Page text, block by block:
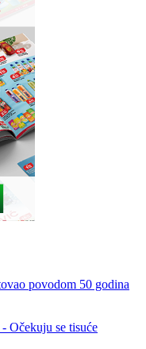
povodom 50 godina
Očekuju se tisuće